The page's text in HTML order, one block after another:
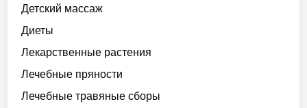
Детский массаж
Диеты
Лекарственные растения
Лечебные пряности
Лечебные травяные сборы